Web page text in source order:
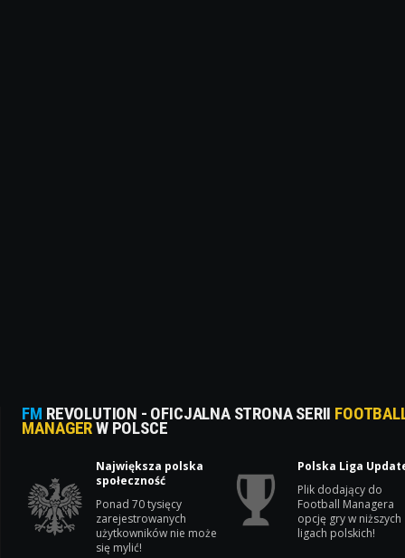
FM REVOLUTION - OFICJALNA STRONA SERII
MANAGERW POLSCE
Największa polska
społeczność
Ponad 70 tysięcy
zarejestrowanych
użytkowników nie może
się mylić!
Polska Liga
Plik dodający do
Football Managera
opcję gry w niższych
ligach polskich!